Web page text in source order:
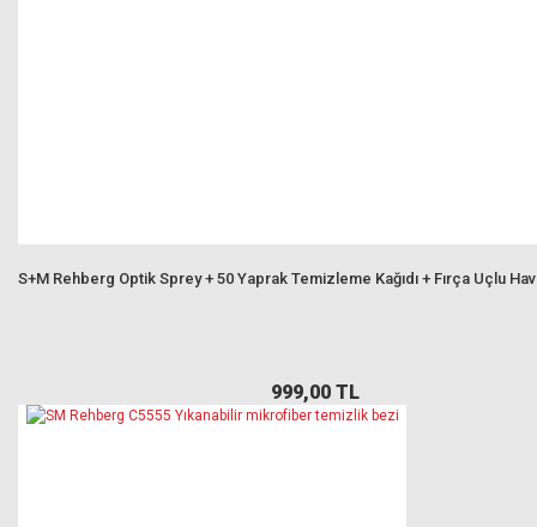
S+M Rehberg Optik Sprey + 50 Yaprak Temizleme Kağıdı + Fırça Uçlu
999,00 TL